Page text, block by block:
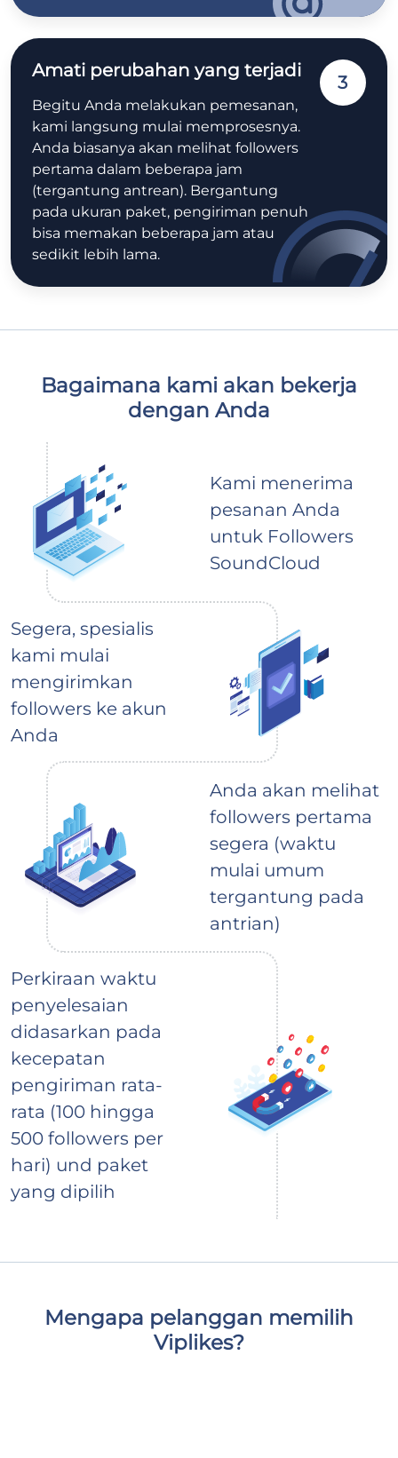
Amati perubahan yang terjadi
Begitu Anda melakukan pemesanan,
kami langsung mulai memprosesnya.
Anda biasanya akan melihat followers
pertama dalam beberapa jam
(tergantung antrean). Bergantung
pada ukuran paket, pengiriman penuh
bisa memakan beberapa jam atau
sedikit lebih lama.
3
Bagaimana kami akan bekerja
dengan Anda
Kami menerima
pesanan Anda
untuk Followers
SoundCloud
Segera, spesialis
kami mulai
mengirimkan
followers ke akun
Anda
Anda akan melihat
followers pertama
segera (waktu
mulai umum
tergantung pada
antrian)
Perkiraan waktu
penyelesaian
didasarkan pada
kecepatan
pengiriman rata-
rata (100 hingga
500 followers per
hari) und paket
yang dipilih
Mengapa pelanggan memilih
Viplikes?